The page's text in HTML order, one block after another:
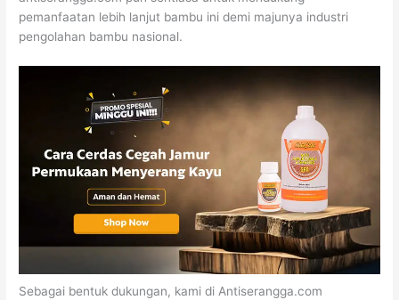
pemanfaatan lebih lanjut bambu ini demi majunya industri
pengolahan bambu nasional.
Sebagai bentuk dukungan, kami di Antiserangga.com